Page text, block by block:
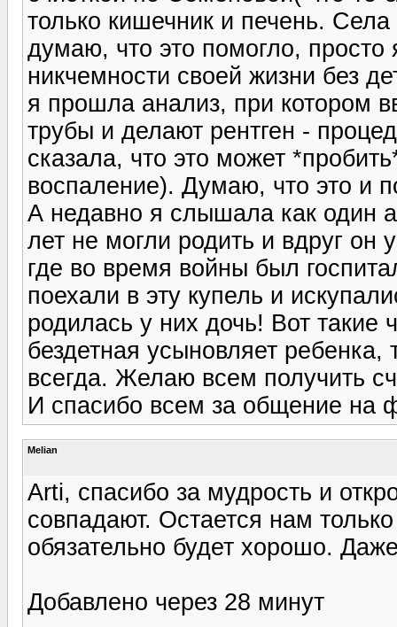
только кишечник и печень.
думаю, что это помогло,
никчемности своей жизни без
я прошла анализ, при котором
трубы и делают рентген -
сказала, что это может
воспаление). Думаю, что это и
А недавно я слышала как один
лет не могли родить и вдруг он
где во время войны был
поехали в эту купель и
родилась у них дочь! Вот
бездетная усыновляет
всегда. Желаю всем получить
И спасибо всем за общение на
Melian
Arti, спасибо за мудрость и
совпадают. Остается нам
обязательно будет хорошо.
Добавлено через 28 минут